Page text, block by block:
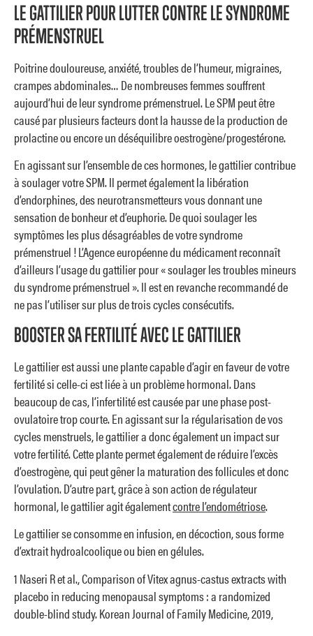
LE GATTILIER POUR LUTTER CONTRE LE SYNDROME
PRÉMENSTRUEL
Poitrine douloureuse, anxiété, troubles de l’humeur, migraines,
crampes abdominales… De nombreuses femmes souffrent
aujourd’hui de leur syndrome prémenstruel. Le SPM peut être
causé par plusieurs facteurs dont la hausse de la production de
prolactine ou encore un déséquilibre oestrogène/progestérone.
En agissant sur l’ensemble de ces hormones, le gattilier contribue
à soulager votre SPM. Il permet également la libération
d’endorphines, des neurotransmetteurs vous donnant une
sensation de bonheur et d’euphorie. De quoi soulager les
symptômes les plus désagréables de votre syndrome
prémenstruel ! L’Agence européenne du médicament reconnaît
d’ailleurs l’usage du gattilier pour « soulager les troubles mineurs
du syndrome prémenstruel ». Il est en revanche recommandé de
ne pas l’utiliser sur plus de trois cycles consécutifs.
BOOSTER SA FERTILITÉ AVEC LE GATTILIER
Le gattilier est aussi une plante capable d’agir en faveur de votre
fertilité si celle-ci est liée à un problème hormonal. Dans
beaucoup de cas, l’infertilité est causée par une phase post-
ovulatoire trop courte. En agissant sur la régularisation de vos
cycles menstruels, le gattilier a donc également un impact sur
votre fertilité. Cette plante permet également de réduire l’excès
d’oestrogène, qui peut gêner la maturation des follicules et donc
l’ovulation. D’autre part, grâce à son action de régulateur
hormonal, le gattilier agit égalementcontre l’endométriose.
Le gattilier se consomme en infusion, en décoction, sous forme
d’extrait hydroalcoolique ou bien en gélules.
1 Naseri R et al., Comparison of Vitex agnus-castus extracts with
placebo in reducing menopausal symptoms : a randomized
double-blind study. Korean Journal of Family Medicine, 2019,